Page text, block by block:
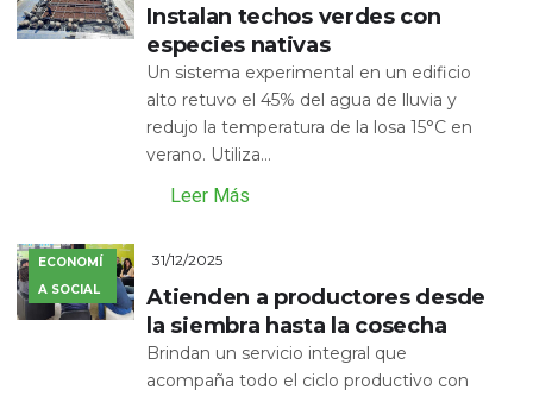
Instalan techos verdes con
especies nativas
Un sistema experimental en un edificio
alto retuvo el 45% del agua de lluvia y
redujo la temperatura de la losa 15°C en
verano. Utiliza...
Leer Más
ECONOMÍ
A SOCIAL
31/12/2025
Atienden a productores desde
la siembra hasta la cosecha
Brindan un servicio integral que
acompaña todo el ciclo productivo con